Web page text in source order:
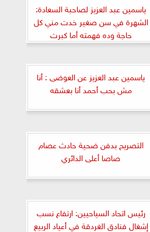
ياسمين عبد العزيز لصاحبة السعادة:
الشهرة في سن صغير خدت مني كل
حاجة وده فهمته أما كبرت
ياسمين عبد العزيز عن العوضى : أنا
مش بحب أحمد أنا بعشقه
التصريح بدفن ضحية حادث عصام
صاصا أعلى الدائري
رئيس اتحاد السياحيين: ارتفاع نسب
إشغال فنادق الغردقة في أعياد الربيع